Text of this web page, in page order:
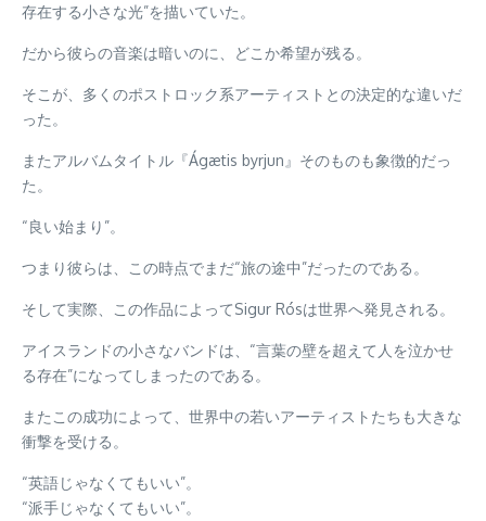
存在する小さな光”を描いていた。
だから彼らの音楽は暗いのに、どこか希望が残る。
そこが、多くのポストロック系アーティストとの決定的な違いだ
った。
またアルバムタイトル『Ágætis byrjun』そのものも象徴的だっ
た。
“良い始まり”。
つまり彼らは、この時点でまだ“旅の途中”だったのである。
そして実際、この作品によってSigur Rósは世界へ発見される。
アイスランドの小さなバンドは、“言葉の壁を超えて人を泣かせ
る存在”になってしまったのである。
またこの成功によって、世界中の若いアーティストたちも大きな
衝撃を受ける。
“英語じゃなくてもいい”。
“派手じゃなくてもいい”。